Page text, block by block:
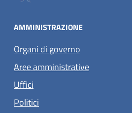
AMMINISTRAZIONE
Organi di governo
Aree amministrative
Uffici
Politici